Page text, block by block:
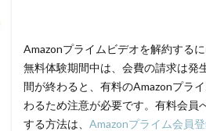
Amazonプライムビデオを解約する
無料体験期間中は、会費の請求は発
間が終わると、有料のAmazonプラ
わるため注意が必要です。有料会員
する方法は、 Amazonプライム会員